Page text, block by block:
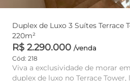
Duplex de Luxo 3 Suítes Terrace
220m²
R$ 2.290.000 /venda
Cód: 218
Viva a exclusividade de morar
duplex de luxo no Terrace